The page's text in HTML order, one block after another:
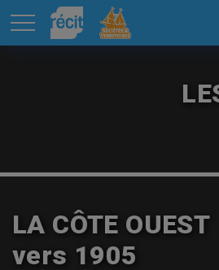
Aller au contenu principal
LA CÔTE OUEST
vers 1905